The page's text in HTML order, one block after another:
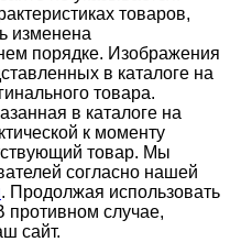
товаров,
изменена
порядке. Изображения
в каталоге на
товара.
в каталоге на
к моменту
товар. Мы
согласно нашей
. Продолжая использовать
противном случае,
сайт.